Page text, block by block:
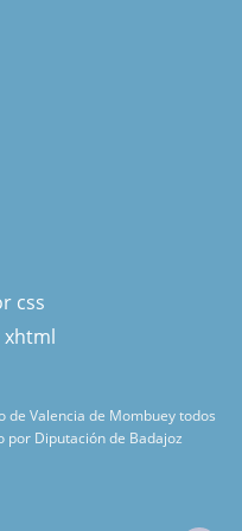
de Valencia de Mombuey todos
por Diputación de Badajoz